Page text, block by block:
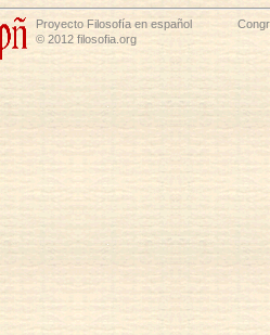
Proyecto Filosofía en español
© 2012 filosofia.org